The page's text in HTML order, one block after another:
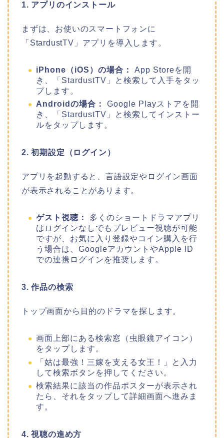
1. アプリのインストール
まずは、お使いのスマートフォンに
「StardustTV」アプリを導入します。
iPhone（iOS）の場合：
App Storeを開
き、「StardustTV」と検索して入手をタッ
プします。
Androidの場合：
Google Playストアを開
き、「StardustTV」と検索してインストー
ルをタップします。
2. 初期設定（ログイン）
アプリを起動すると、言語設定やログイン画面
が表示されることがあります。
ゲスト視聴：
多くのショートドラマアプリ
はログインなしでもプレビュー視聴が可能
ですが、お気に入り登録やコイン購入を行
う場合は、GoogleアカウントやApple ID
での連携ログインを推奨します。
3. 作品の検索
トップ画面から目的のドラマを探します。
画面上部にある検索窓（虫眼鏡アイコン）
をタップします。
「姑は最強！三嫁を支える女王！」と入力
して検索ボタンを押してください。
検索結果に該当の作品ポスターが表示され
たら、それをタップして詳細画面へ進みま
す。
4. 視聴の進め方